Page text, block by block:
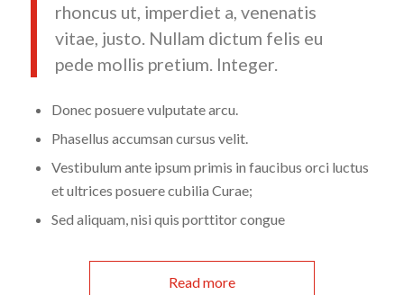
rhoncus ut, imperdiet a, venenatis
vitae, justo. Nullam dictum felis eu
pede mollis pretium. Integer.
Donec posuere vulputate arcu.
Phasellus accumsan cursus velit.
Vestibulum ante ipsum primis in faucibus orci luctus
et ultrices posuere cubilia Curae;
Sed aliquam, nisi quis porttitor congue
Read more